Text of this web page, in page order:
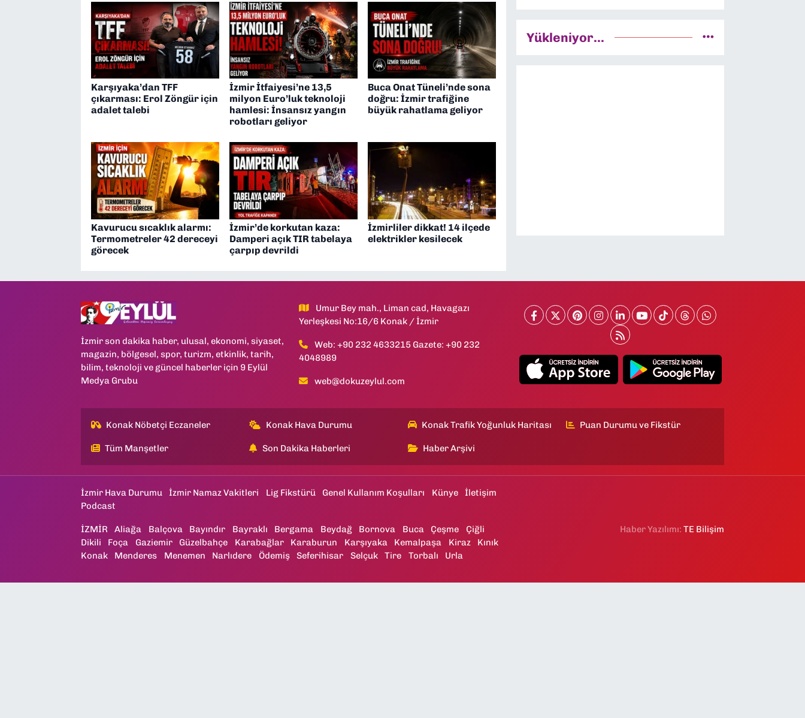
Karşıyaka’dan TFF
çıkarması: Erol Zöngür için
adalet talebi
İzmir İtfaiyesi’ne 13,5
milyon Euro’luk teknoloji
hamlesi: İnsansız yangın
robotları geliyor
Buca Onat Tüneli’nde sona
doğru: İzmir trafiğine
büyük rahatlama geliyor
Kavurucu sıcaklık alarmı:
Termometreler 42 dereceyi
görecek
İzmir’de korkutan kaza:
Damperi açık TIR tabelaya
çarpıp devrildi
İzmirliler dikkat! 14 ilçede
elektrikler kesilecek
Yükleniyor...
İzmir son dakika haber, ulusal, ekonomi, siyaset,
magazin, bölgesel, spor, turizm, etkinlik, tarih,
bilim, teknoloji ve güncel haberler için 9 Eylül
Medya Grubu
Umur Bey mah., Liman cad, Havagazı
Yerleşkesi No:16/6 Konak / İzmir
Web: +90 232 4633215 Gazete: +90 232
4048989
web@dokuzeylul.com
Konak Nöbetçi Eczaneler Konak Hava Durumu Konak Trafik Yoğunluk Haritası Puan Durumu ve Fikstür
Tüm Manşetler Son Dakika Haberleri Haber Arşivi
İzmir Hava Durumu İzmir Namaz Vakitleri Lig Fikstürü Genel Kullanım Koşulları Künye
İletişim
Podcast
İZMİR Aliağa Balçova Bayındır Bayraklı Bergama Beydağ Bornova Buca Çeşme
Çiğli
Dikili
Foça Gaziemir Güzelbahçe Karabağlar Karaburun Karşıyaka Kemalpaşa Kiraz
Kınık
Konak
Menderes Menemen Narlıdere Ödemiş Seferihisar Selçuk Tire Torbalı Urla
Haber Yazılımı:TE Bilişim